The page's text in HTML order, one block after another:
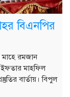
বিএনপির
মাহে রমজান
মাহফিল
বার্তায়। বিপুল